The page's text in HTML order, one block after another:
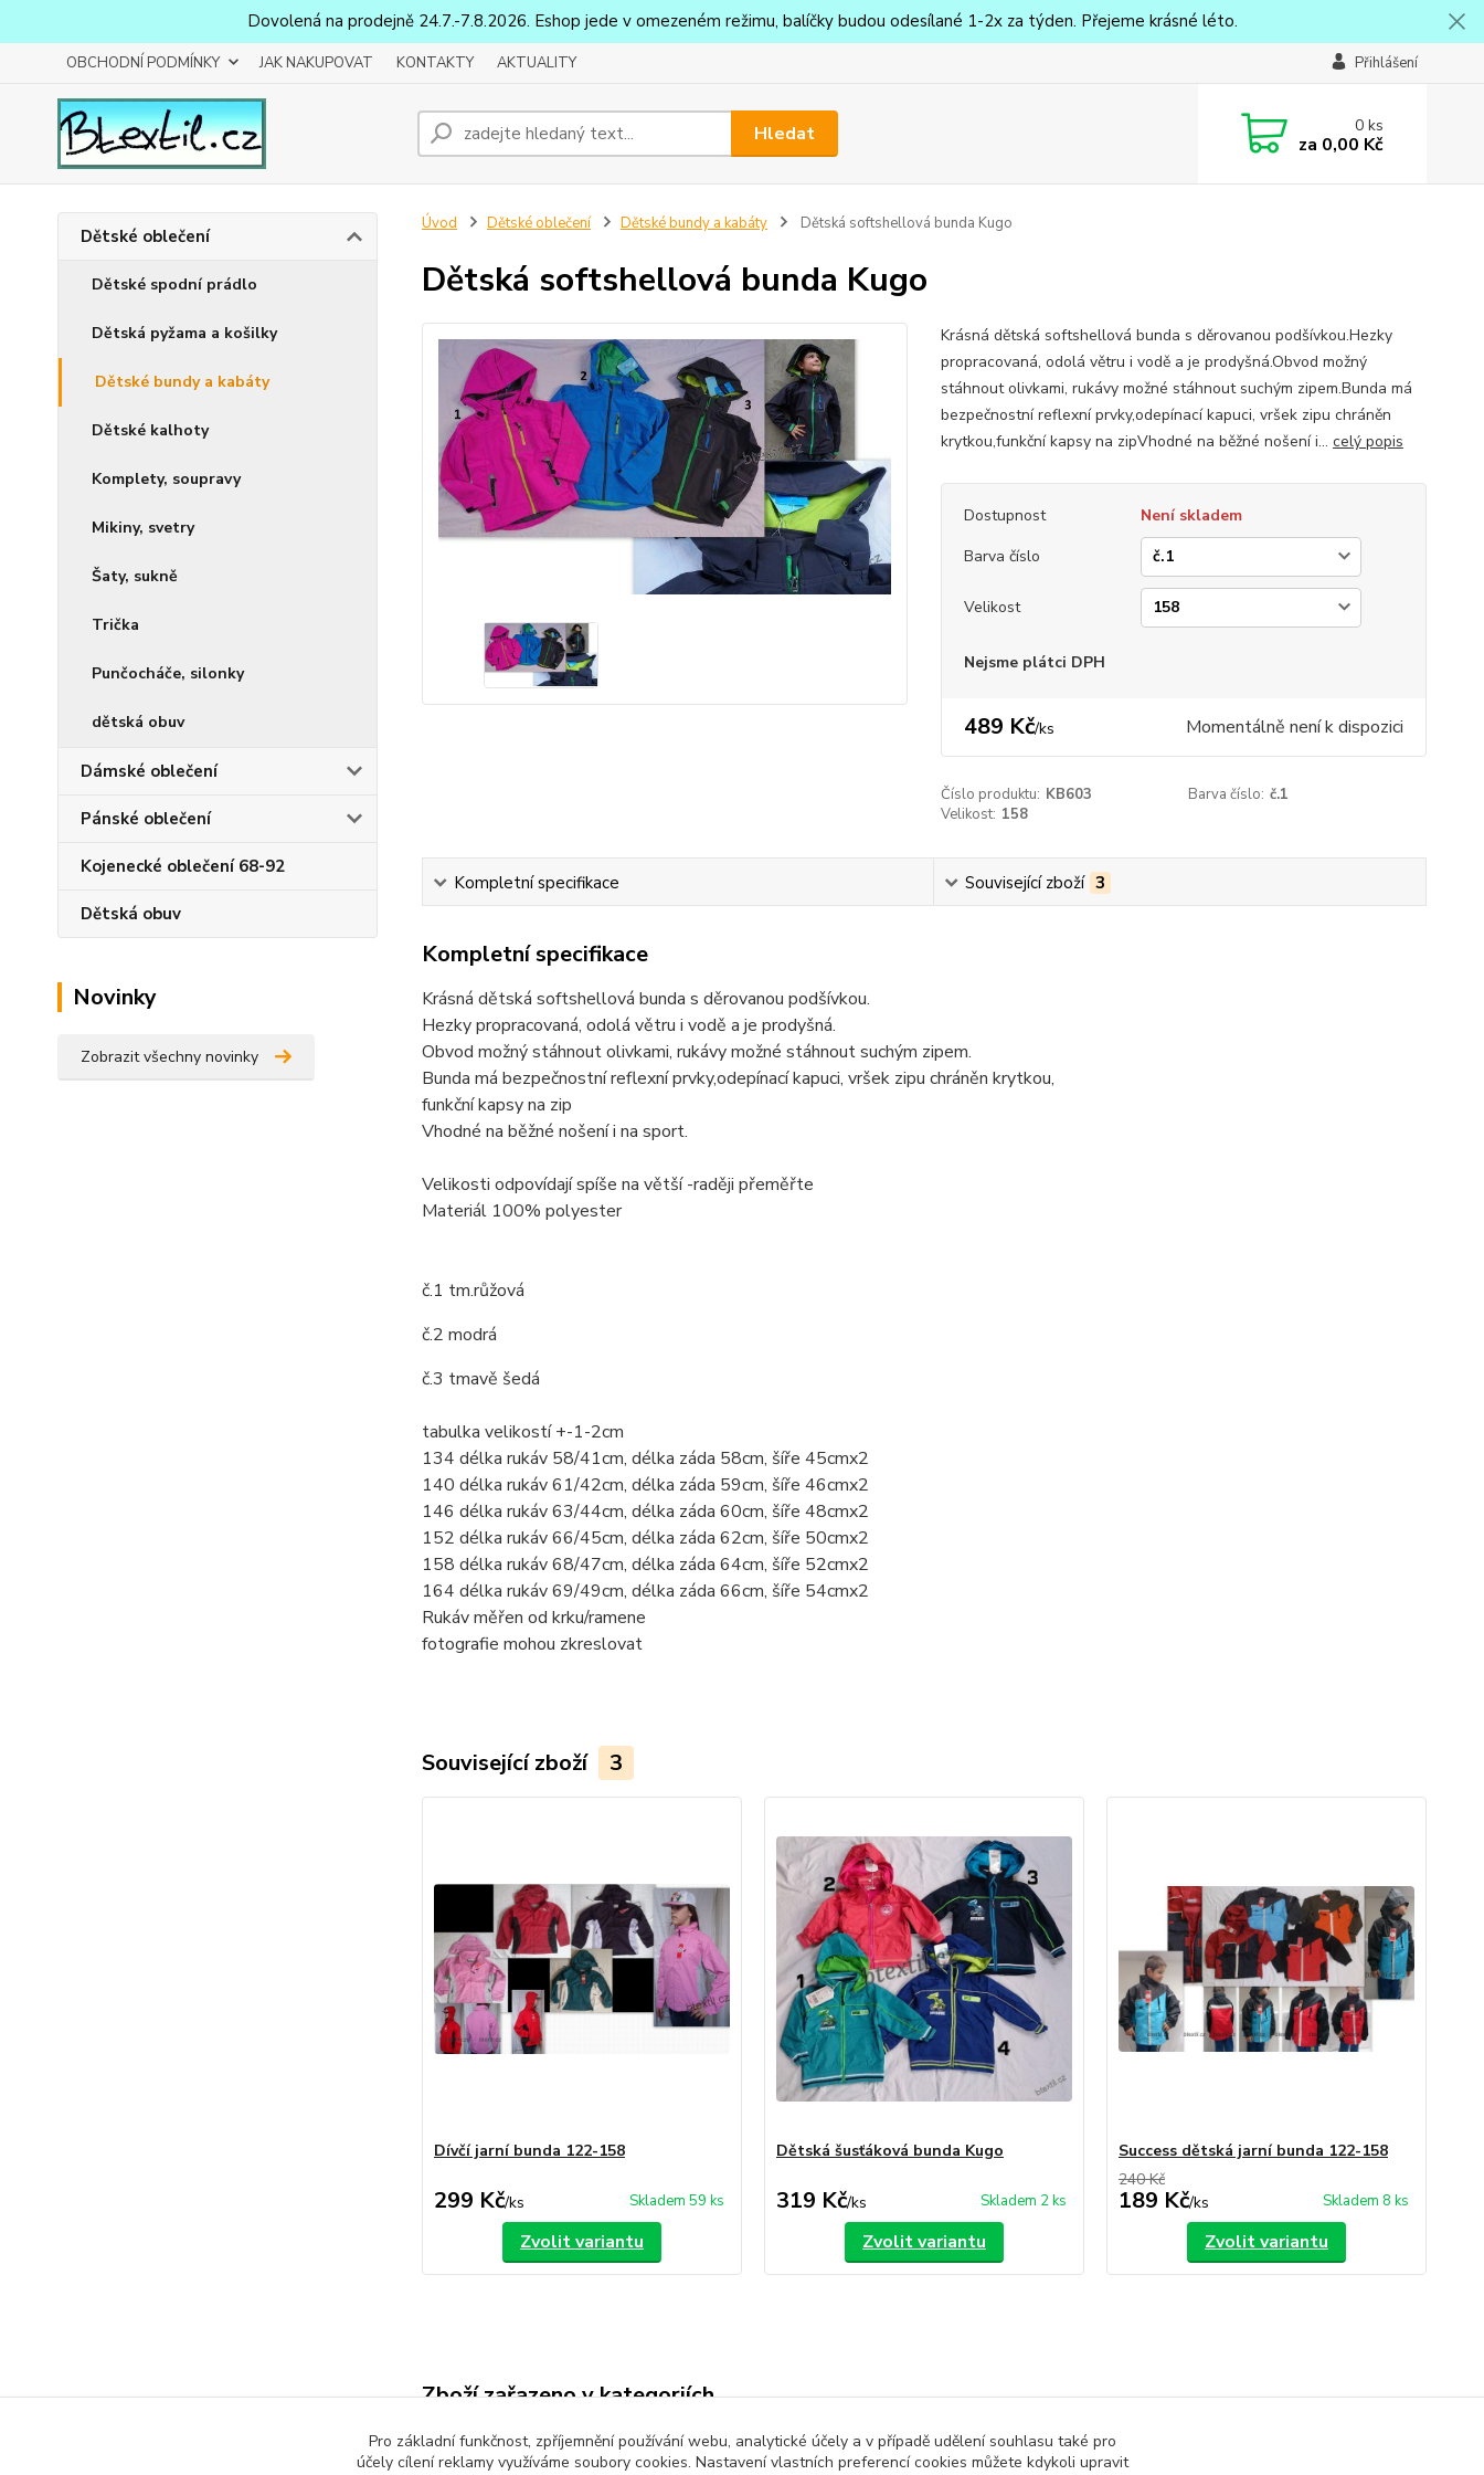
Dovolená na prodejně 24.7.-7.8.2026. Eshop jede v omezeném režimu, balíčky budou odesílané 1-2x za týden. Přejeme krásné léto.
OBCHODNÍ PODMÍNKY JAK NAKUPOVAT KONTAKTY AKTUALITY Přihlášení
Hledat 0ks
za 0,00 Kč
Dětské oblečení
Dětské spodní prádlo
Dětská pyžama a košilky
Dětské bundy a kabáty
Dětské kalhoty
Komplety, soupravy
Mikiny, svetry
Šaty, sukně
Trička
Punčocháče, silonky
dětská obuv
Dámské oblečení
Pánské oblečení
Kojenecké oblečení 68-92
Dětská obuv
Novinky
Zobrazit všechny novinky
Úvod Dětské oblečení Dětské bundy a kabáty Dětská softshellová bunda Kugo
Dětská softshellová bunda Kugo
Krásná dětská softshellová bunda s děrovanou podšívkou.Hezky
propracovaná, odolá větru i vodě a je prodyšná.Obvod možný
stáhnout olivkami, rukávy možné stáhnout suchým zipem.Bunda má
bezpečnostní reflexní prvky,odepínací kapuci, vršek zipu chráněn
krytkou,funkční kapsy na zipVhodné na běžné nošení i... celý popis
Dostupnost
Není skladem
Barva číslo
Velikost
Nejsme plátci DPH
489 Kč/ks Momentálně není k dispozici
Číslo produktu: KB603 Barva číslo: č.1
Velikost: 158
Kompletní specifikace Související zboží 3
Kompletní specifikace
Krásná dětská softshellová bunda s děrovanou podšívkou.
Hezky propracovaná, odolá větru i vodě a je prodyšná.
Obvod možný stáhnout olivkami, rukávy možné stáhnout suchým zipem.
Bunda má bezpečnostní reflexní prvky,odepínací kapuci, vršek zipu chráněn krytkou,
funkční kapsy na zip
Vhodné na běžné nošení i na sport.
Velikosti odpovídají spíše na větší -raději přeměřte
Materiál 100% polyester
č.1 tm.růžová
č.2 modrá
č.3 tmavě šedá
tabulka velikostí +-1-2cm
134 délka rukáv 58/41cm, délka záda 58cm, šíře 45cmx2
140 délka rukáv 61/42cm, délka záda 59cm, šíře 46cmx2
146 délka rukáv 63/44cm, délka záda 60cm, šíře 48cmx2
152 délka rukáv 66/45cm, délka záda 62cm, šíře 50cmx2
158 délka rukáv 68/47cm, délka záda 64cm, šíře 52cmx2
164 délka rukáv 69/49cm, délka záda 66cm, šíře 54cmx2
Rukáv měřen od krku/ramene
fotografie mohou zkreslovat
Související zboží 3
Dívčí jarní bunda 122-158
299 Kč/ks Skladem 59 ks
Zvolit variantu
Dětská šusťáková bunda Kugo
319 Kč/ks Skladem 2 ks
Zvolit variantu
Success dětská jarní bunda 122-158
240 Kč
189 Kč/ks Skladem 8 ks
Zvolit variantu
Zboží zařazeno v kategoriích
Dětské oblečení Dětské bundy a kabáty
Pro základní funkčnost, zpříjemnění používání webu, analytické účely a v případě udělení souhlasu také pro
účely cílení reklamy využíváme soubory cookies. Nastavení vlastních preferencí cookies můžete kdykoli upravit